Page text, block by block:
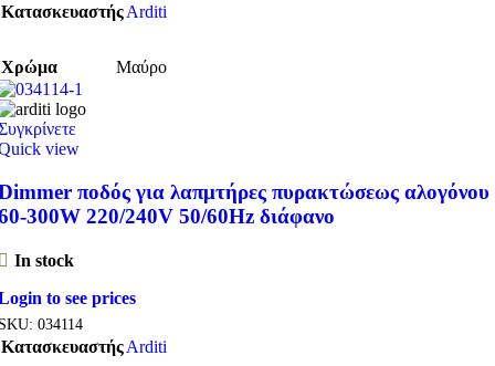
ΚατασκευαστήςArditi
Χρώμα Μαύρο
view
ποδός για λαπμτήρες πυρακτώσεως αλογόνου
300W 220/240V 50/60Hz διάφανο
In stock
to see prices
034114
ΚατασκευαστήςArditi